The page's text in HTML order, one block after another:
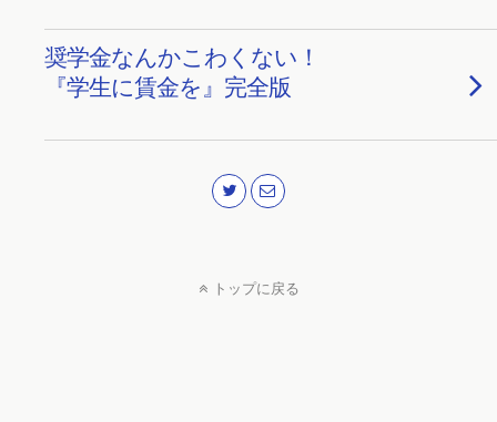
奨学金なんかこわくない！
『学生に賃金を』完全版
トップに戻る